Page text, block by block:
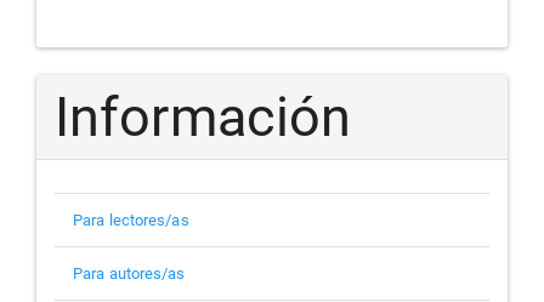
Información
Para lectores/as
Para autores/as